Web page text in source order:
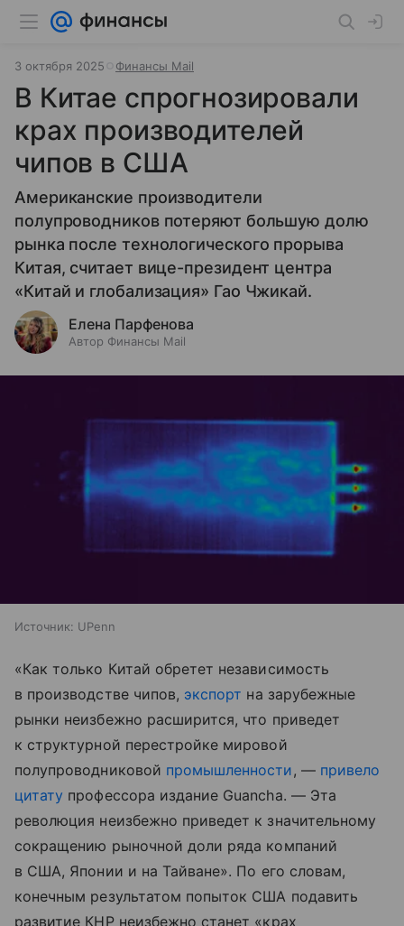
3 октября 2025 Финансы Mail
В Китае спрогнозировали
крах производителей
чипов в США
Американские производители
полупроводников потеряют большую долю
рынка после технологического прорыва
Китая, считает вице-президент центра
«Китай и глобализация» Гао Чжикай.
Елена Парфенова
Автор Финансы Mail
Источник: UPenn
«Как только Китай обретет независимость
в производстве чипов, экспорт на зарубежные
рынки неизбежно расширится, что приведет
к структурной перестройке мировой
полупроводниковой промышленности , — привело
цитату профессора издание Guancha. — Эта
революция неизбежно приведет к значительному
сокращению рыночной доли ряда компаний
в США, Японии и на Тайване». По его словам,
конечным результатом попыток США подавить
развитие КНР неизбежно станет «крах